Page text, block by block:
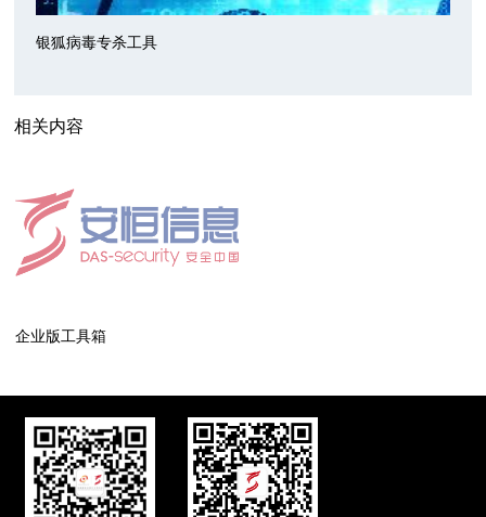
银狐病毒专杀工具
相关内容
企业版工具箱